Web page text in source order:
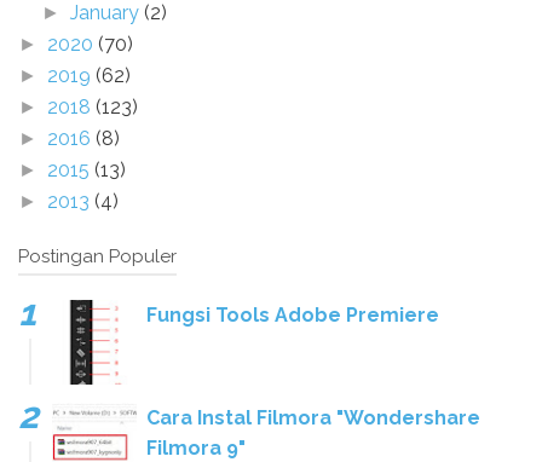
►January (2)
► 2020 (70)
► 2019 (62)
► 2018 (123)
► 2016 (8)
► 2015 (13)
► 2013 (4)
Postingan Populer
Fungsi Tools Adobe Premiere
Cara Instal Filmora "Wondershare
Filmora 9"